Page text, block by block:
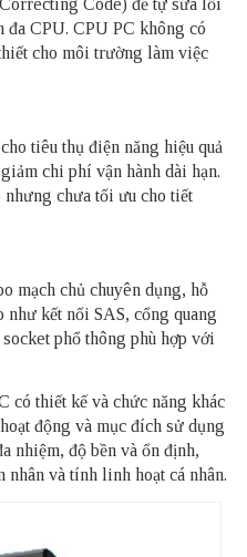
Code) để tự sửa lỗi
đa CPU. CPU PC không có
cho môi trường làm việc
tiêu thụ điện năng hiệu quả
chi phí vận hành dài hạn.
nhưng chưa tối ưu cho tiết
mạch chủ chuyên dụng, hỗ
kết nối SAS, cổng quang
phổ thông phù hợp với
có thiết kế và chức năng khác
động và mục đích sử dụng
nhiệm, độ bền và ổn định,
và tính linh hoạt cá nhân.